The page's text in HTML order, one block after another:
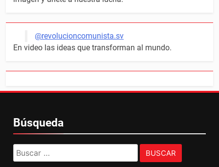
@revolucioncomunista.sv
En video las ideas que transforman al mundo.
Búsqueda
Buscar: